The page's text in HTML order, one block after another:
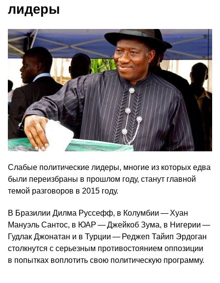
лидеры
Слабые политические лидеры, многие из которых едва
были переизбраны в прошлом году, станут главной
темой разговоров в 2015 году.
В Бразилии Дилма Руссефф, в Колумбии — Хуан
Мануэль Сантос, в ЮАР — Джейкоб Зума, в Нигерии —
Гудлак Джонатан и в Турции — Реджеп Тайип Эрдоган
столкнутся с серьезным противостоянием оппозиции
в попытках воплотить свою политическую программу.